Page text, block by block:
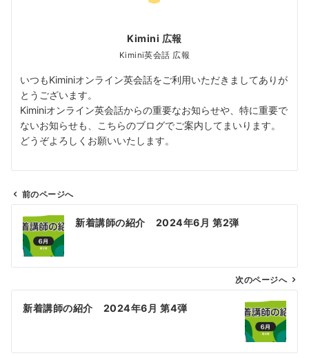
Kimini 広報
Kimini英会話 広報
いつもKiminiオンライン英会話をご利用いただきましてありが
とうございます。
Kiminiオンライン英会話からの重要なお知らせや、特に重要で
ないお知らせも、こちらのブログでご案内してまいります。
どうぞよろしくお願いいたします。
ビ
ン
前のページへ
新着講師の紹介 2024年6月 第2弾
次のページへ
新着講師の紹介 2024年6月 第4弾